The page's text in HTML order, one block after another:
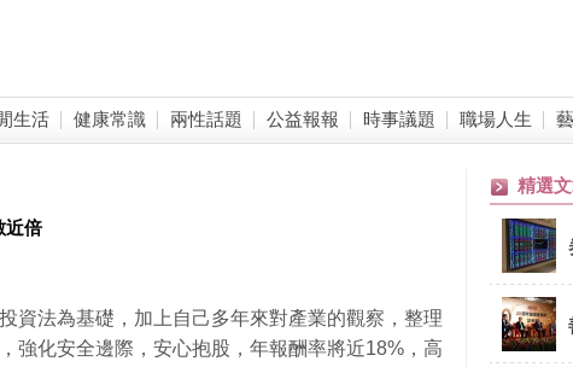
生活 健康常識 兩性話題 公益報報 時事議題 職場人生
近倍
資法為基礎，加上自己多年來對產業的觀察，整理
強化安全邊際，安心抱股，年報酬率將近18%，高
精選